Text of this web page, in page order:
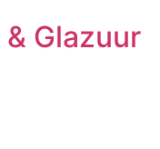
Glazuur